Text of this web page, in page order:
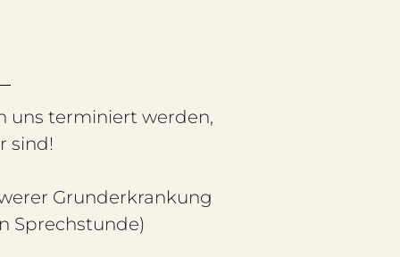
uns terminiert werden,
sind!
Grunderkrankung
Sprechstunde)